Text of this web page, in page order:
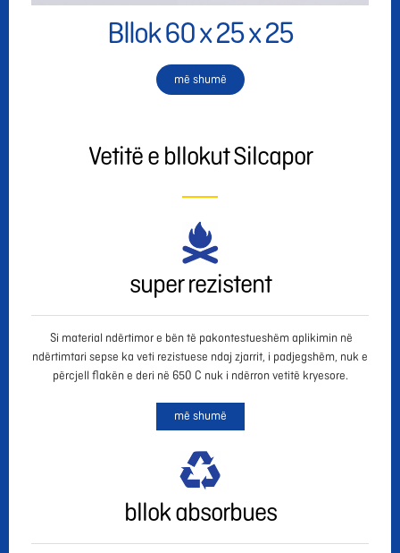
Bllok 60 x 25 x 25
më shumë
Vetitë e bllokut Silcapor
super rezistent
Si material ndërtimor e bën të pakontestueshëm aplikimin në
ndërtimtari sepse ka veti rezistuese ndaj zjarrit, i padjegshëm, nuk e
përcjell flakën e deri në 650 C nuk i ndërron vetitë kryesore.
më shumë
bllok absorbues